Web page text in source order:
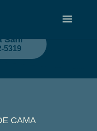
Sani
5319
CAMA